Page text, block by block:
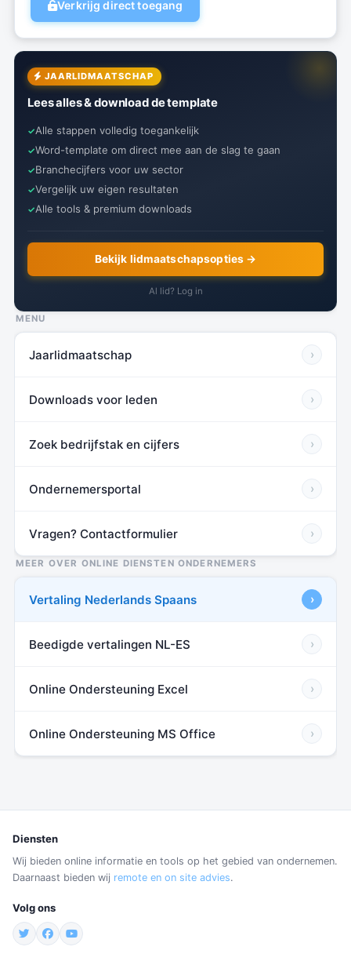
Verkrijg direct toegang
JAARLIDMAATSCHAP
Lees alles & download de template
Alle stappen volledig toegankelijk
Word-template om direct mee aan de slag te gaan
Branchecijfers voor uw sector
Vergelijk uw eigen resultaten
Alle tools & premium downloads
Bekijk lidmaatschapsopties →
Al lid? Log in
MENU
Jaarlidmaatschap ›
Downloads voor leden ›
Zoek bedrijfstak en cijfers ›
Ondernemersportal ›
Vragen? Contactformulier ›
MEER OVER ONLINE DIENSTEN ONDERNEMERS
Vertaling Nederlands Spaans ›
Beedigde vertalingen NL-ES ›
Online Ondersteuning Excel ›
Online Ondersteuning MS Office ›
Diensten
Wij bieden online informatie en tools op het gebied van ondernemen.
Daarnaast bieden wij remote en on site advies.
Volg ons